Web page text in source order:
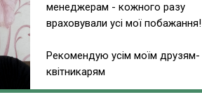
менеджерам - кожного разу
враховували усі мої побажання!
Рекомендую усім моїм друзям-
квітникарям